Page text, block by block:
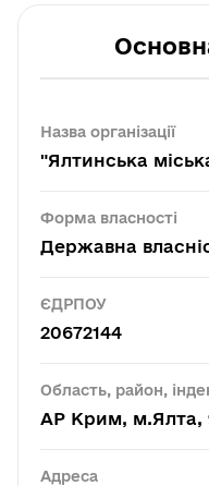
Назва організації
"Ялтинська
Форма власності
Державна
ЄДРПОУ
20672144
Область, район,
АР Крим, м.Ялта,
Адреса